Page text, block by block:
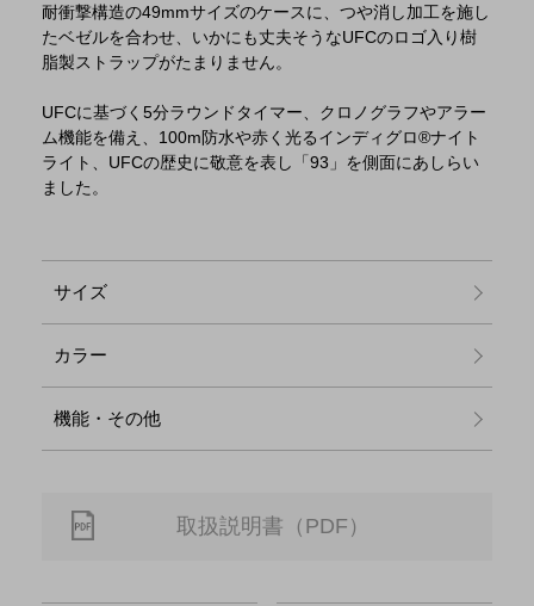
耐衝撃構造の49mmサイズのケースに、つや消し加工を施し
たベゼルを合わせ、いかにも丈夫そうなUFCのロゴ入り樹
脂製ストラップがたまりません。
UFCに基づく5分ラウンドタイマー、クロノグラフやアラー
ム機能を備え、100m防水や赤く光るインディグロ®ナイト
ライト、UFCの歴史に敬意を表し「93」を側面にあしらい
ました。
サイズ
カラー
機能・その他
取扱説明書（PDF）